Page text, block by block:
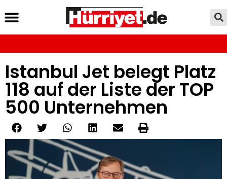
Istanbul Jet belegt Platz
118 auf der Liste der TOP
500 Unternehmen